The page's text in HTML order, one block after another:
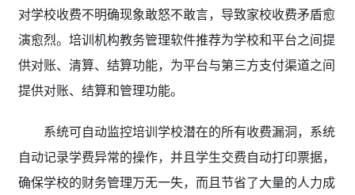
对学校收费不明确现象敢怒不敢言，导致家校收费矛盾愈
演愈烈。培训机构教务管理软件推荐为学校和平台之间提
供对账、清算、结算功能，为平台与第三方支付渠道之间
提供对账、结算和管理功能。
系统可自动监控培训学校潜在的所有收费漏洞，系统
自动记录学费异常的操作，并且学生交费自动打印票据，
确保学校的财务管理万无一失，而且节省了大量的人力成